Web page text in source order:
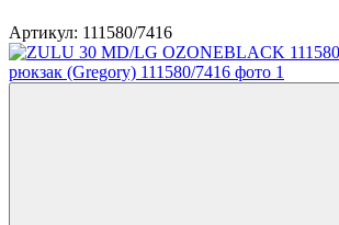
Артикул: 111580/7416